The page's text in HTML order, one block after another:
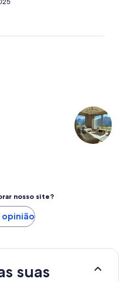
we needed. On top
and attentive, which
nosso site?
suas